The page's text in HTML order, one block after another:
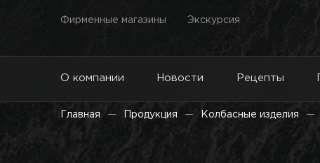
Фирменные магазины Экскурсия
О компании Новости Рецепты
Главная Продукция Колбасные изделия